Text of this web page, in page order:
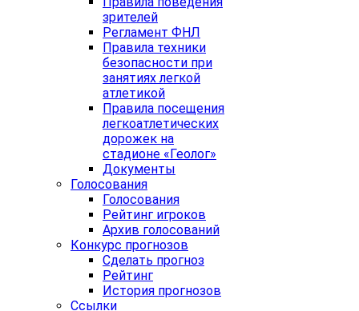
зрителей
Регламент ФНЛ
Правила техники
безопасности при
занятиях легкой
атлетикой
Правила посещения
легкоатлетических
дорожек на
стадионе «Геолог»
Документы
Голосования
Голосования
Рейтинг игроков
Архив голосований
Конкурс прогнозов
Сделать прогноз
Рейтинг
История прогнозов
Ссылки